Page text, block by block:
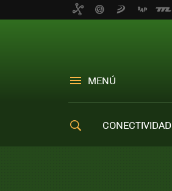
MENÚ
CONECTIVIDAD